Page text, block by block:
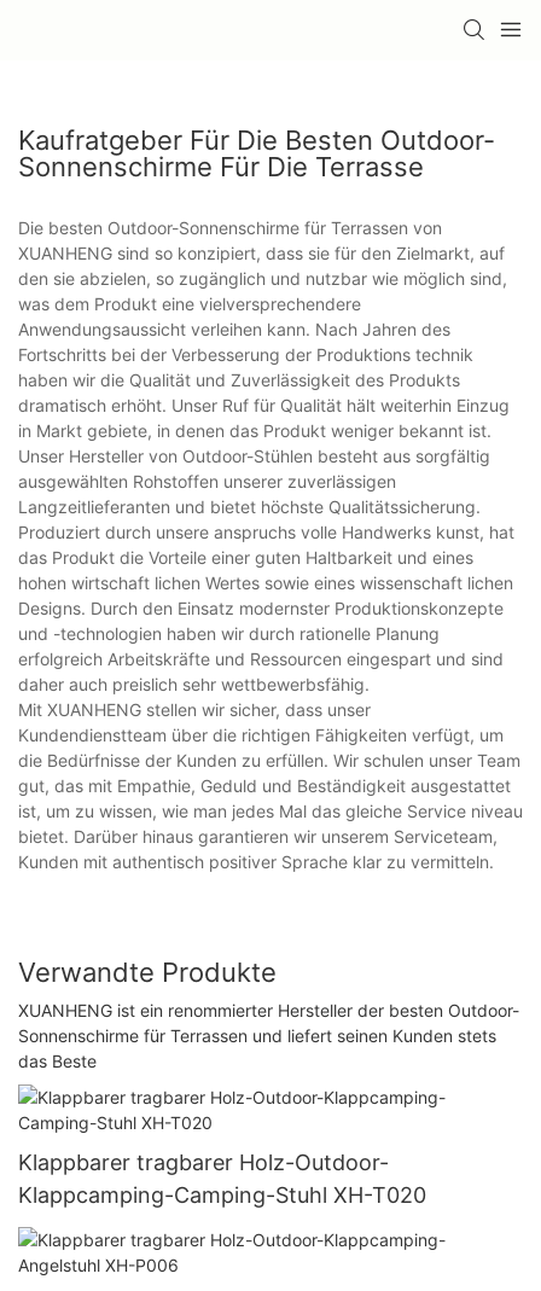
Kaufratgeber Für Die Besten Outdoor-
Sonnenschirme Für Die Terrasse
Die besten Outdoor-Sonnenschirme für Terrassen von
XUANHENG sind so konzipiert, dass sie für den Zielmarkt, auf
den sie abzielen, so zugänglich und nutzbar wie möglich sind,
was dem Produkt eine vielversprechendere
Anwendungsaussicht verleihen kann. Nach Jahren des
Fortschritts bei der Verbesserung der Produktions technik
haben wir die Qualität und Zuverlässigkeit des Produkts
dramatisch erhöht. Unser Ruf für Qualität hält weiterhin Einzug
in Markt gebiete, in denen das Produkt weniger bekannt ist.
Unser Hersteller von Outdoor-Stühlen besteht aus sorgfältig
ausgewählten Rohstoffen unserer zuverlässigen
Langzeitlieferanten und bietet höchste Qualitätssicherung.
Produziert durch unsere anspruchs volle Handwerks kunst, hat
das Produkt die Vorteile einer guten Haltbarkeit und eines
hohen wirtschaft lichen Wertes sowie eines wissenschaft lichen
Designs. Durch den Einsatz modernster Produktionskonzepte
und -technologien haben wir durch rationelle Planung
erfolgreich Arbeitskräfte und Ressourcen eingespart und sind
daher auch preislich sehr wettbewerbsfähig.
Mit XUANHENG stellen wir sicher, dass unser
Kundendienstteam über die richtigen Fähigkeiten verfügt, um
die Bedürfnisse der Kunden zu erfüllen. Wir schulen unser Team
gut, das mit Empathie, Geduld und Beständigkeit ausgestattet
ist, um zu wissen, wie man jedes Mal das gleiche Service niveau
bietet. Darüber hinaus garantieren wir unserem Serviceteam,
Kunden mit authentisch positiver Sprache klar zu vermitteln.
Verwandte Produkte
XUANHENG ist ein renommierter Hersteller der besten Outdoor-
Sonnenschirme für Terrassen und liefert seinen Kunden stets
das Beste
Klappbarer tragbarer Holz-Outdoor-
Klappcamping-Camping-Stuhl XH-T020